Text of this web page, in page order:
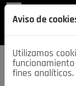
SECCIONES
Aviso de
Utilizamos
fines analíticos.